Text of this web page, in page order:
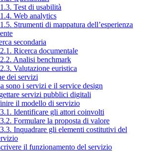
Test di usabilità
Web analytics
Strumenti di mappatura dell’esperienza
secondaria
Ricerca documentale
Analisi benchmark
Valutazione euristica
dei servizi
sono i servizi e il service design
servizi pubblici digitali
il modello di servizio
Identificare gli attori coinvolti
Formulare la proposta di valore
Inquadrare gli elementi costitutivi del
il funzionamento del servizio